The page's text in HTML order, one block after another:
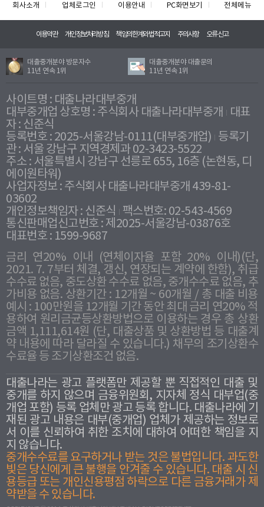
회사소개 업체로그인 이용안내 PC화면보기 전체메뉴
이용약관 개인정보처리방침 책임의한계와법적고지 주의사항 오류신고
대출중개분야 방문자수
11년 연속 1위
대출중개분야 대출문의
11년 연속 1위
사이트명 : 대출나라대부중개
대부중개업 상호명 : 주식회사 대출나라대부중개
대표
자 : 신준식
등록번호 : 2025-서울강남-0111(대부중개업) 등록기
관 : 서울 강남구 지역경제과 02-3423-5522
주소 : 서울특별시 강남구 선릉로 655, 16층 (논현동, 디
에이원타워)
사업자정보 : 주식회사 대출나라대부중개 439-81-
03602
개인정보책임자 : 신준식
팩스번호: 02-543-4569
통신판매업신고번호 : 제2025-서울강남-03876호
대표번호 : 1599-9687
금리 연20% 이내 (연체이자율 포함 20% 이내)(단,
2021. 7. 7부터 체결, 갱신, 연장되는 계약에 한함), 취급
수수료 없음, 중도상환 수수료 없음, 중개수수료 없음, 추
가비용 없음. 상환기간 : 12개월 ~ 60개월 / 총 대출 비용
예시 : 100만원을 12개월 기간 동안 최대 금리 연20% 적
용하여 원리금균등상환방법으로 이용하는 경우 총 상환
금액 1,111,614원 (단, 대출상품 및 상환방법 등 대출계
약 내용에 따라 달라질 수 있습니다.) 채무의 조기상환수
수료율 등 조기상환조건 없음.
대출나라는 광고 플랫폼만 제공할 뿐 직접적인 대출 및
중개를 하지 않으며 금융위원회, 지자체 정식 대부업(중
개업 포함) 등록 업체만 광고 등록 합니다. 대출나라에 기
재된 광고 내용은 대부(중개업) 업체가 제공하는 정보로
서 이를 신뢰하여 취한 조치에 대하여 어떠한 책임을 지
지 않습니다.
중개수수료를 요구하거나 받는 것은 불법입니다. 과도한
빛은 당신에게 큰 불행을 안겨줄 수 있습니다. 대출 시 신
용등급 또는 개인신용평점 하락으로 다른 금융거래가 제
약받을 수 있습니다.